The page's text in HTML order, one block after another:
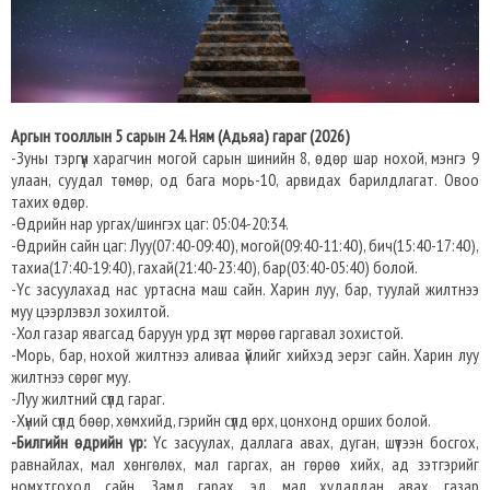
Аргын тооллын 5 сарын 24. Ням (Адьяа) гараг (2026)
-Зуны тэргүүн харагчин могой сарын шинийн 8, өдөр шар нохой, мэнгэ 9
улаан, суудал төмөр, од бага морь-10, арвидах барилдлагат. Овоо
тахих өдөр.
-Өдрийн нар ургах/шингэх цаг: 05:04-20:34.
-Өдрийн сайн цаг: Луу(07:40-09:40), могой(09:40-11:40), бич(15:40-17:40),
тахиа(17:40-19:40), гахай(21:40-23:40), бар(03:40-05:40) болой.
-Үс засуулахад нас уртасна маш сайн. Харин луу, бар, туулай жилтнээ
муу цээрлэвэл зохилтой.
-Хол газар явагсад баруун урд зүгт мөрөө гаргавал зохистой.
-Морь, бар, нохой жилтнээ аливаа үйлийг хийхэд эерэг сайн. Харин луу
жилтнээ сөрөг муу.
-Луу жилтний сүлд гараг.
-Хүний сүлд бөөр, хөмхийд, гэрийн сүлд өрх, цонхонд орших болой.
-Билгийн өдрийн үр: Үс засуулах, даллага авах, дуган, шүтээн босгох,
равнайлах, мал хөнгөлөх, мал гаргах, ан гөрөө хийх, ад зэтгэрийг